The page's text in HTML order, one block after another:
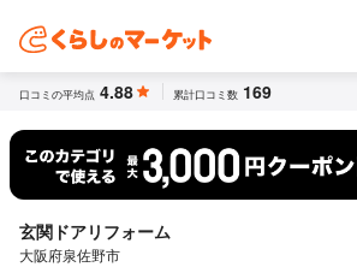
口コミの平均点 4.88 累計口コミ数 169
玄関ドアリフォーム
大阪府泉佐野市